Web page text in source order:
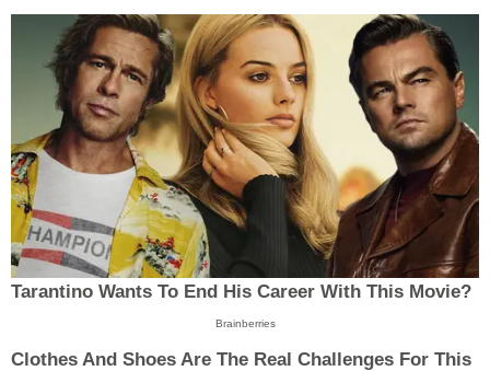
Tarantino Wants To End His Career With This Movie?
Brainberries
Clothes And Shoes Are The Real Challenges For This